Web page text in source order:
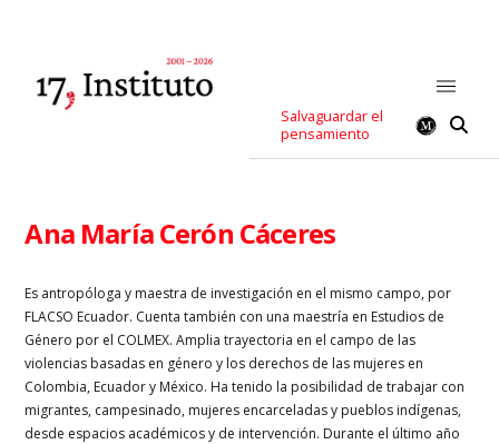
Salvaguardar el
pensamiento
Ana María Cerón Cáceres
Es antropóloga y maestra de investigación en el mismo campo, por
FLACSO Ecuador. Cuenta también con una maestría en Estudios de
Género por el COLMEX. Amplia trayectoria en el campo de las
violencias basadas en género y los derechos de las mujeres en
Colombia, Ecuador y México. Ha tenido la posibilidad de trabajar con
migrantes, campesinado, mujeres encarceladas y pueblos indígenas,
desde espacios académicos y de intervención. Durante el último año